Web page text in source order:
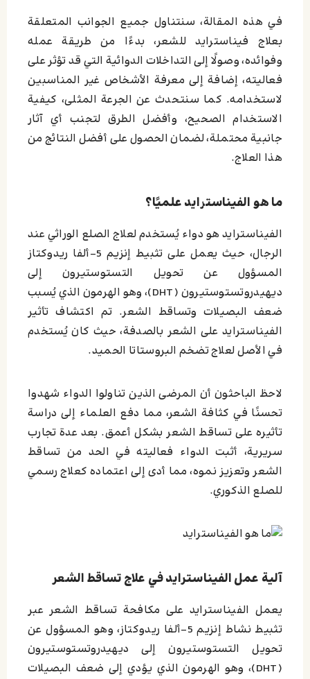
في هذه المقالة، سنتناول جميع الجوانب المتعلقة
بعلاج فيناسترايد للشعر، بدءًا من طريقة عمله
وفوائده، وصولًا إلى التداخلات الدوائية التي قد تؤثر على
فعاليته، إضافة إلى معرفة الأشخاص غير المناسبين
لاستخدامه. كما سنتحدث عن الجرعة المثلى، كيفية
الاستخدام الصحيح، وأفضل الطرق لتجنب أي آثار
جانبية محتملة، لضمان الحصول على أفضل النتائج من
هذا العلاج.
ما هو الفيناسترايد علميًا؟
الفيناسترايد هو دواء يُستخدم لعلاج الصلع الوراثي عند
الرجال، حيث يعمل على تثبيط إنزيم 5-ألفا ريدوكتاز
المسؤول عن تحويل التستوستيرون إلى
ديهيدروتستوستيرون (DHT)، وهو الهرمون الذي يُسبب
ضعف البصيلات وتساقط الشعر. تم اكتشاف تأثير
الفيناسترايد على الشعر بالصدفة، حيث كان يُستخدم
في الأصل لعلاج تضخم البروستاتا الحميد.
لاحظ الباحثون أن المرضى الذين تناولوا الدواء شهدوا
تحسنًا في كثافة الشعر، مما دفع العلماء إلى دراسة
تأثيره على تساقط الشعر بشكل أعمق. بعد عدة تجارب
سريرية، أثبت الدواء فعاليته في الحد من تساقط
الشعر وتعزيز نموه، مما أدى إلى اعتماده كعلاج رسمي
للصلع الذكوري.
آلية عمل الفيناسترايد في علاج تساقط الشعر
يعمل الفيناسترايد على مكافحة تساقط الشعر عبر
تثبيط نشاط إنزيم 5-ألفا ريدوكتاز، وهو المسؤول عن
تحويل التستوستيرون إلى ديهيدروتستوستيرون
(DHT)، وهو الهرمون الذي يؤدي إلى ضعف البصيلات